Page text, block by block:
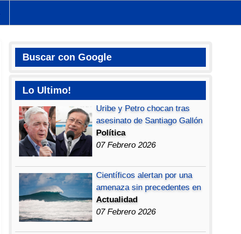
Buscar con Google
Lo Ultimo!
Uribe y Petro chocan tras
asesinato de Santiago Gallón
Política
07 Febrero 2026
Científicos alertan por una
amenaza sin precedentes en
Actualidad
07 Febrero 2026